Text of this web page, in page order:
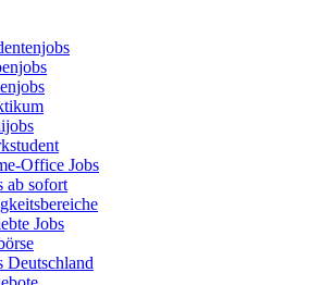
Office Jobs
ab sofort
Jobs
Deutschland